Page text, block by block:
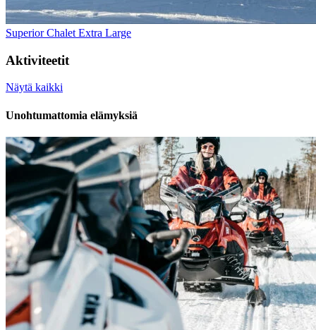
Superior Chalet Extra Large
Aktiviteetit
Näytä kaikki
Unohtumattomia elämyksiä